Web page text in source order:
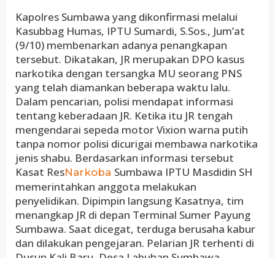
Kapolres Sumbawa yang dikonfirmasi melalui
Kasubbag Humas, IPTU Sumardi, S.Sos., Jum’at
(9/10) membenarkan adanya penangkapan
tersebut. Dikatakan, JR merupakan DPO kasus
narkotika dengan tersangka MU seorang PNS
yang telah diamankan beberapa waktu lalu.
Dalam pencarian, polisi mendapat informasi
tentang keberadaan JR. Ketika itu JR tengah
mengendarai sepeda motor Vixion warna putih
tanpa nomor polisi dicurigai membawa narkotika
jenis shabu. Berdasarkan informasi tersebut
Kasat ResNarkoba Sumbawa IPTU Masdidin SH
memerintahkan anggota melakukan
penyelidikan. Dipimpin langsung Kasatnya, tim
menangkap JR di depan Terminal Sumer Payung
Sumbawa. Saat dicegat, terduga berusaha kabur
dan dilakukan pengejaran. Pelarian JR terhenti di